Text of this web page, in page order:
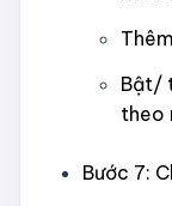
Bật/
theo
Bước 7: